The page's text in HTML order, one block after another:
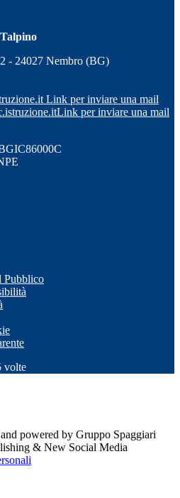
- 24027 Nembro (BG)
Link per inviare una mail
Link per inviare una mail
Pubblico
volte
powered by Gruppo Spaggiari
& New Social Media